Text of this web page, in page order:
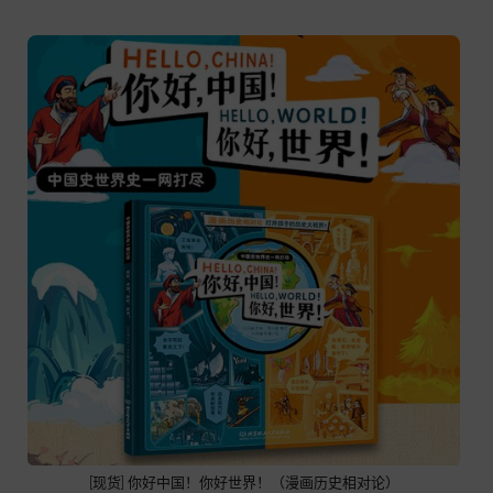
[现货] 你好中国！你好世界！（漫画历史相对论）